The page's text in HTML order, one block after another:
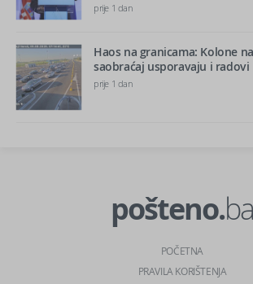
prije 1 dan
Haos na granicama: Kolone
saobraćaj usporavaju i radovi
prije 1 dan
pošteno.ba
POČETNA
PRAVILA KORIŠTENJA